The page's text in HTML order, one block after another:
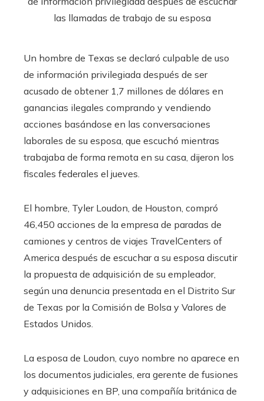
Un hombre de Texas se declaró culpable de uso
de información privilegiada después de ser
acusado de obtener 1,7 millones de dólares en
ganancias ilegales comprando y vendiendo
acciones basándose en las conversaciones
laborales de su esposa, que escuchó mientras
trabajaba de forma remota en su casa, dijeron los
fiscales federales el jueves.
El hombre, Tyler Loudon, de Houston, compró
46,450 acciones de la empresa de paradas de
camiones y centros de viajes TravelCenters of
America después de escuchar a su esposa discutir
la propuesta de adquisición de su empleador,
según una denuncia presentada en el Distrito Sur
de Texas por la Comisión de Bolsa y Valores de
Estados Unidos.
La esposa de Loudon, cuyo nombre no aparece en
los documentos judiciales, era gerente de fusiones
y adquisiciones en BP, una compañía británica de